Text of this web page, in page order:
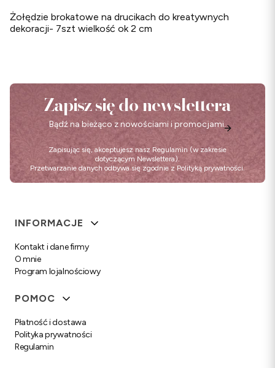
Żołędzie brokatowe na drucikach do kreatywnych
dekoracji- 7szt wielkość ok 2 cm
Zapisz się do newslettera
Bądź na bieżąco z nowościami i promocjami.
Zapisując się, akceptujesz nasz Regulamin (w zakresie
dotyczącym Newslettera).
Przetwarzanie danych odbywa się zgodnie z Polityką prywatności.
Linki w stopce
INFORMACJE
Kontakt i dane firmy
O mnie
Program lojalnościowy
POMOC
Płatność i dostawa
Polityka prywatności
Regulamin